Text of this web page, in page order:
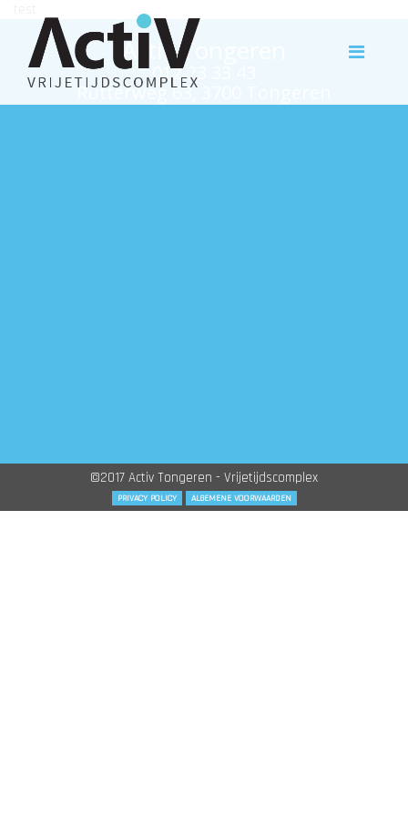
Activ Tongeren
012 23 33 43
Rutterweg 63, 3700 Tongeren
©2017 Activ Tongeren - Vrijetijdscomplex
PRIVACY POLICY ALGEMENE VOORWAARDEN